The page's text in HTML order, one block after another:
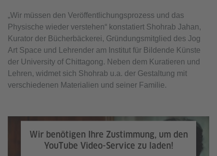
„Wir müssen den Veröffentlichungsprozess und das
Physische wieder verstehen“ konstatiert Shohrab Jahan,
Kurator der Bücherbäckerei, Gründungsmitglied des Jog
Art Space und Lehrender am Institut für Bildende Künste
der University of Chittagong. Neben dem Kuratieren und
Lehren, widmet sich Shohrab u.a. der Gestaltung mit
verschiedenen Materialien und seiner Familie.
Wir benötigen Ihre Zustimmung, um den
YouTube Video-Service zu laden!
Filmische Dokumentation des Projektes und Interview mit der Goethe Pop
Up Kurator Shohrab Jahan © Goopy Bagha Productions Limited I Goethe-
Institut Bangladesch